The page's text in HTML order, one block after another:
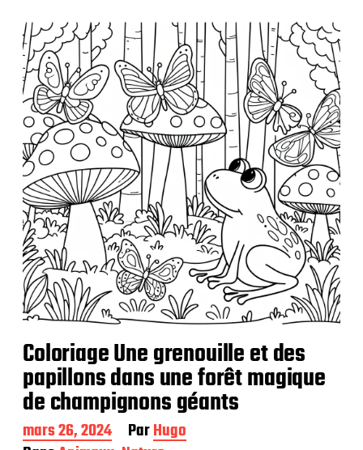
u
b
l
i
c
a
t
i
o
n
Coloriage Une grenouille et des
papillons dans une forêt magique
de champignons géants
D
mars 26, 2024 ParHugo